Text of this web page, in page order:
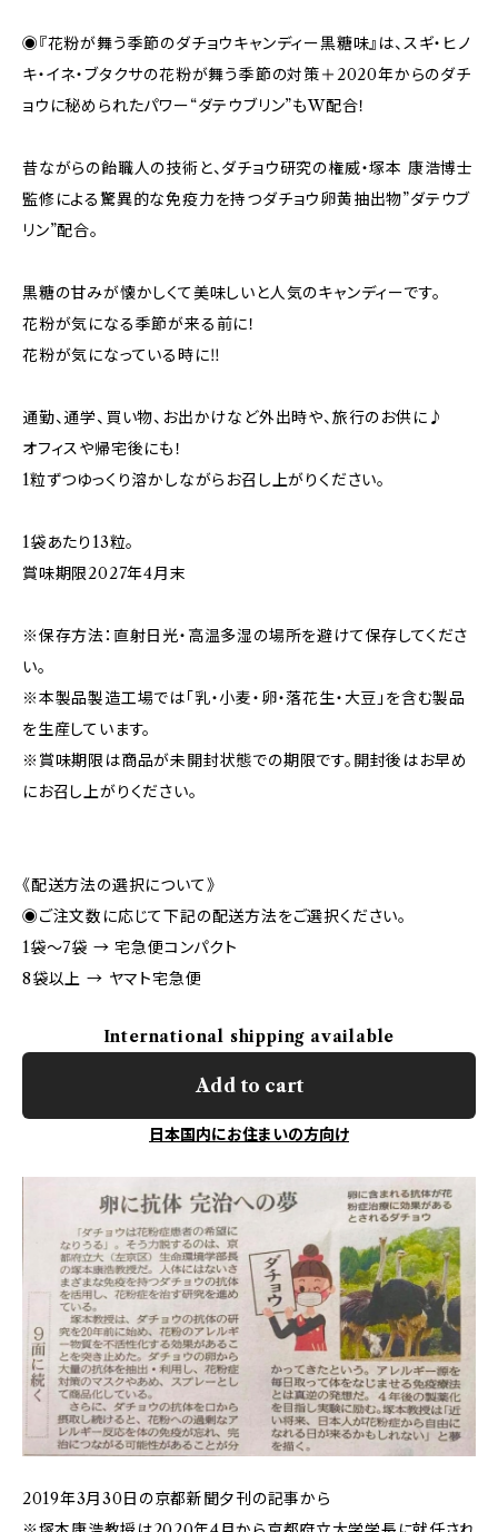
◉『花粉が舞う季節のダチョウキャンディー黒糖味』は、スギ・ヒノ
キ・イネ・ブタクサの花粉が舞う季節の対策＋2020年からのダチ
ョウに秘められたパワー“ダテウブリン”もW配合！
昔ながらの飴職人の技術と、ダチョウ研究の権威・塚本 康浩博士
監修による驚異的な免疫力を持つダチョウ卵黄抽出物”ダテウブ
リン”配合。
黒糖の甘みが懐かしくて美味しいと人気のキャンディーです。
花粉が気になる季節が来る前に！
花粉が気になっている時に‼︎
通勤、通学、買い物、お出かけなど外出時や、旅行のお供に♪
オフィスや帰宅後にも！
1粒ずつゆっくり溶かしながらお召し上がりください。
1袋あたり13粒。
賞味期限2027年4月末
※保存方法：直射日光・高温多湿の場所を避けて保存してくださ
い。
※本製品製造工場では「乳・小麦・卵・落花生・大豆」を含む製品
を生産しています。
※賞味期限は商品が未開封状態での期限です。開封後はお早め
にお召し上がりください。
《配送方法の選択について》
◉ご注文数に応じて下記の配送方法をご選択ください。
1袋〜7袋 → 宅急便コンパクト
8袋以上 → ヤマト宅急便
International shipping available
Add to cart
日本国内にお住まいの方向け
2019年3月30日の京都新聞夕刊の記事から